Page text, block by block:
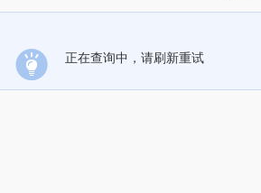
正在查询中，请刷新重试